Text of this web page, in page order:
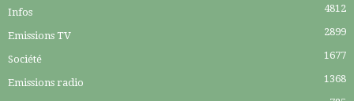
Infos 4812
Emissions TV 2899
Société 1677
Emissions radio 1368